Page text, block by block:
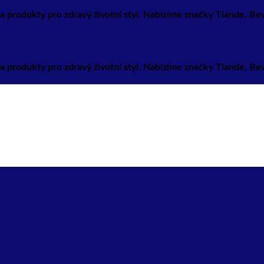
pro zdravý životní styl. Nabízíme značky Tiande,
pro zdravý životní styl. Nabízíme značky Tiande,